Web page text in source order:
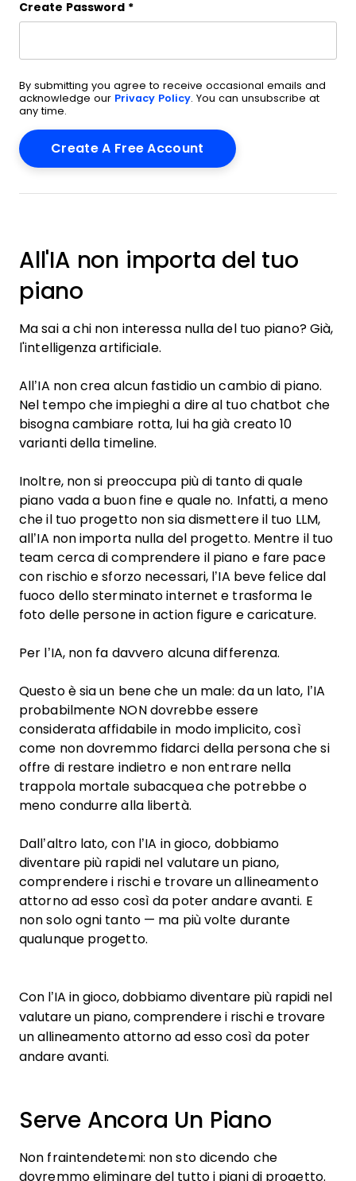
Create Password *
By submitting you agree to receive occasional emails and
acknowledge our Privacy Policy. You can unsubscribe at
any time.
All'IA non importa del tuo
piano
Ma sai a chi non interessa nulla del tuo piano? Già,
l'intelligenza artificiale.
All’IA non crea alcun fastidio un cambio di piano.
Nel tempo che impieghi a dire al tuo chatbot che
bisogna cambiare rotta, lui ha già creato 10
varianti della timeline.
Inoltre, non si preoccupa più di tanto di quale
piano vada a buon fine e quale no. Infatti, a meno
che il tuo progetto non sia dismettere il tuo LLM,
all’IA non importa nulla del progetto. Mentre il tuo
team cerca di comprendere il piano e fare pace
con rischio e sforzo necessari, l’IA beve felice dal
fuoco dello sterminato internet e trasforma le
foto delle persone in action figure e caricature.
Per l’IA, non fa davvero alcuna differenza.
Questo è sia un bene che un male: da un lato, l’IA
probabilmente NON dovrebbe essere
considerata affidabile in modo implicito, così
come non dovremmo fidarci della persona che si
offre di restare indietro e non entrare nella
trappola mortale subacquea che potrebbe o
meno condurre alla libertà.
Dall’altro lato, con l’IA in gioco, dobbiamo
diventare più rapidi nel valutare un piano,
comprendere i rischi e trovare un allineamento
attorno ad esso così da poter andare avanti. E
non solo ogni tanto — ma più volte durante
qualunque progetto.
Con l’IA in gioco, dobbiamo diventare più rapidi nel
valutare un piano, comprendere i rischi e trovare
un allineamento attorno ad esso così da poter
andare avanti.
Serve Ancora Un Piano
Non fraintendetemi: non sto dicendo che
dovremmo eliminare del tutto i piani di progetto.